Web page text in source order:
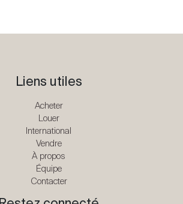
Liens utiles
Acheter
Louer
International
Vendre
À propos
Équipe
Contacter